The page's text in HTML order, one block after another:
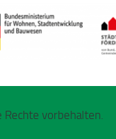
vorbehalten.